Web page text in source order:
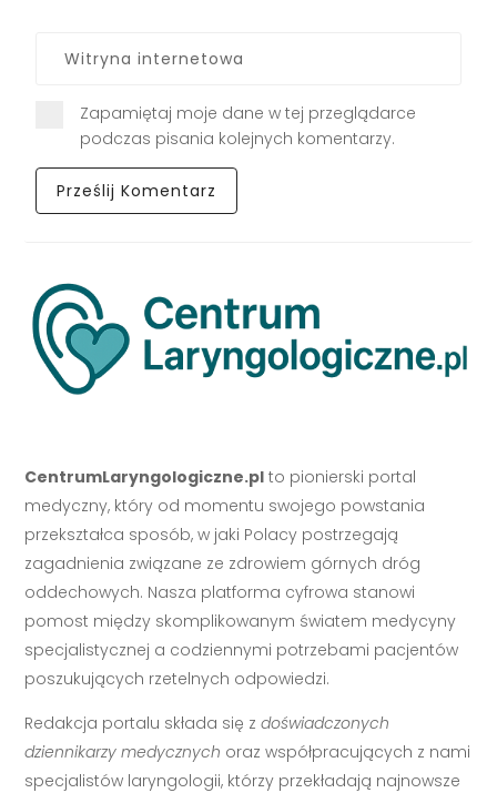
Zapamiętaj moje dane w tej przeglądarce
podczas pisania kolejnych komentarzy.
CentrumLaryngologiczne.pl to pionierski portal
medyczny, który od momentu swojego powstania
przekształca sposób, w jaki Polacy postrzegają
zagadnienia związane ze zdrowiem górnych dróg
oddechowych. Nasza platforma cyfrowa stanowi
pomost między skomplikowanym światem medycyny
specjalistycznej a codziennymi potrzebami pacjentów
poszukujących rzetelnych odpowiedzi.
Redakcja portalu składa się zdoświadczonych
dziennikarzy medycznych oraz współpracujących z nami
specjalistów laryngologii, którzy przekładają najnowsze